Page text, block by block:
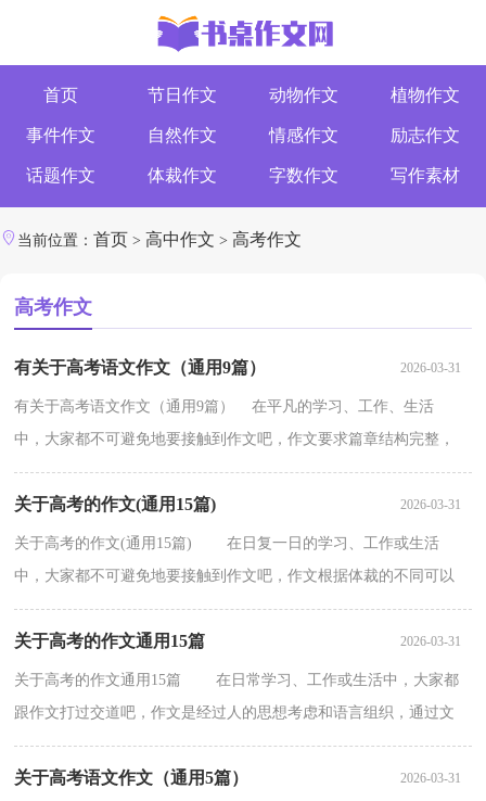
首页 节日作文 动物作文 植物作文
事件作文 自然作文 情感作文 励志作文
话题作文 体裁作文 字数作文 写作素材
当前位置： 首页 > 高中作文 > 高考作文
高考作文
有关于高考语文作文（通用9篇） 2026-03-31
有关于高考语文作文（通用9篇） 在平凡的学习、工作、生活
中，大家都不可避免地要接触到作文吧，作文要求篇章结构完整，
一定要避免无结尾作文的出现。那么你知道一篇好的作文该怎...
关于高考的作文(通用15篇) 2026-03-31
关于高考的作文(通用15篇) 在日复一日的学习、工作或生活
中，大家都不可避免地要接触到作文吧，作文根据体裁的不同可以
分为记叙文、说明文、应用文、议论文。你所见过的...
关于高考的作文通用15篇 2026-03-31
关于高考的作文通用15篇 在日常学习、工作或生活中，大家都
跟作文打过交道吧，作文是经过人的思想考虑和语言组织，通过文
字来表达一个主题意义的记叙方法。为了让您在写作...
关于高考语文作文（通用5篇） 2026-03-31